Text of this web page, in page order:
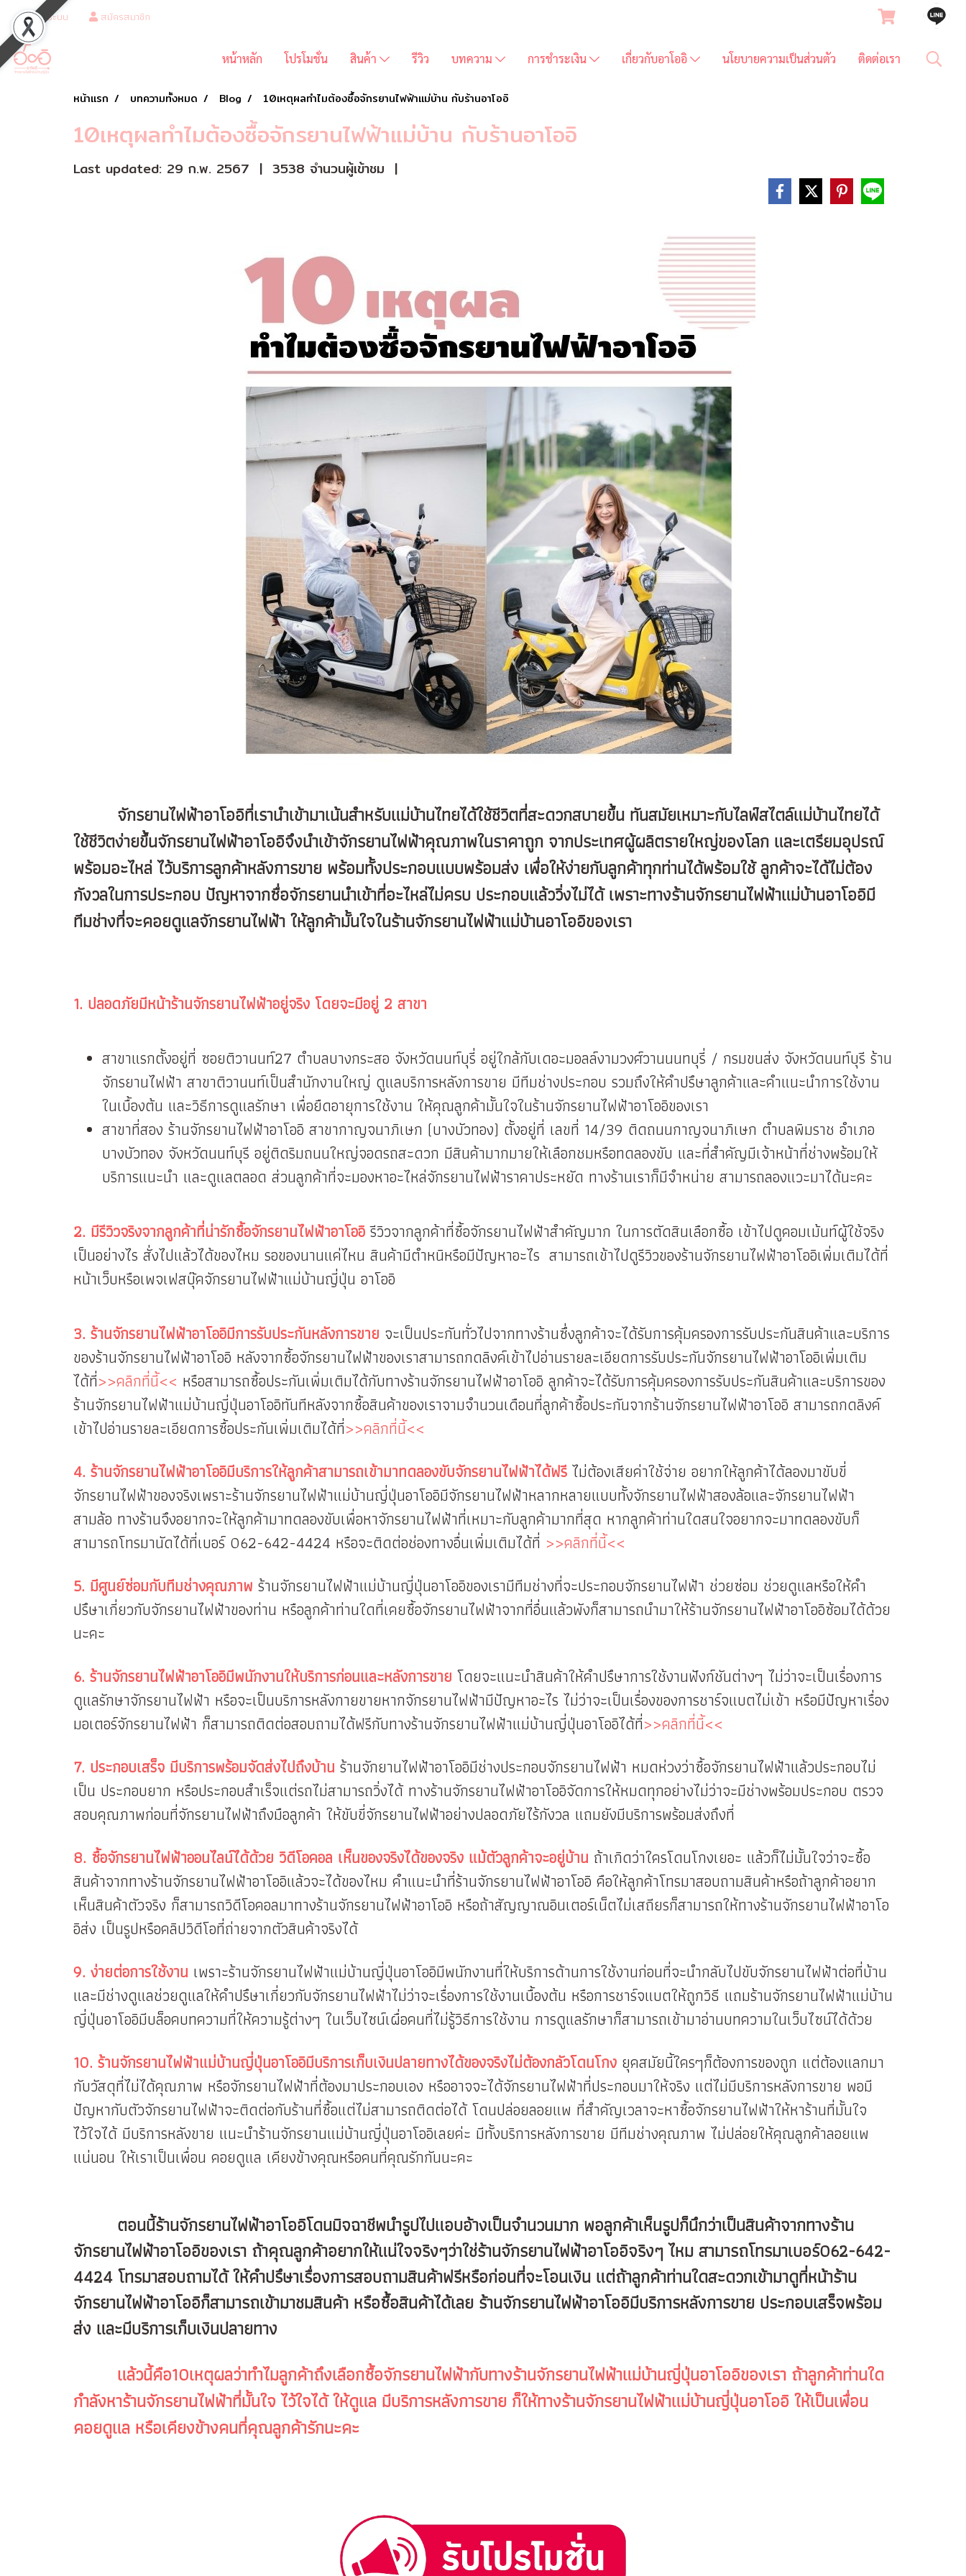
เข้าสู่ระบบ สมัครสมาชิก
หน้าหลัก โปรโมชั่น สินค้า รีวิว บทความ การชำระเงิน เกี่ยวกับอาโออิ นโยบายความเป็นส่วนตัว ติดต่อเรา
หน้าแรก บทความทั้งหมด Blog 10เหตุผลทำไมต้องซื้อจักรยานไฟฟ้าแม่บ้าน กับร้านอาโออิ
10เหตุผลทำไมต้องซื้อจักรยานไฟฟ้าแม่บ้าน กับร้านอาโออิ
Last updated: 29 ก.พ. 2567 | 3538 จำนวนผู้เข้าชม |
จักรยานไฟฟ้าอาโออิที่เรานำเข้ามาเน้นสำหรับแม่บ้านไทยได้ใช้ชีวิตที่สะดวกสบายขึ้น ทันสมัยเหมาะกับไลฟ์สไตล์แม่บ้านไทยได้
ใช้ชีวิตง่ายขึ้นจักรยานไฟฟ้าอาโออิจึงนำเข้าจักรยานไฟฟ้าคุณภาพในราคาถูก จากประเทศผู้ผลิตรายใหญ่ของโลก และเตรียมอุปรณ์
พร้อมอะไหล่ ไว้บริการลูกค้าหลังการขาย พร้อมทั้งประกอบแบบพร้อมส่ง เพื่อให้ง่ายกับลูกค้าทุกท่านได้พร้อมใช้ ลูกค้าจะได้ไม่ต้อง
กังวลในการประกอบ ปัญหาจากซื่อจักรยานนำเข้าที่อะไหล่ไม่ครบ ประกอบแล้ววิ่งไม่ได้ เพราะทางร้านจักรยานไฟฟ้าแม่บ้านอาโออิมี
ทีมช่างที่จะคอยดูแลจักรยานไฟฟ้า ให้ลูกค้ามั้นใจในร้านจักรยานไฟฟ้าแม่บ้านอาโออิของเรา
1. ปลอดภัยมีหน้าร้านจักรยานไฟฟ้าอยู่จริง โดยจะมีอยู่ 2 สาขา
สาขาแรกตั้งอยู่ที่ ซอยติวานนท์27 ตำบลบางกระสอ จังหวัดนนท์บุรี่ อยู่ใกล้กับเดอะมอลล์งามวงศ์วานนนทบุรี่ / กรมขนส่ง จังหวัดนนท์บุรี ร้าน
จักรยานไฟฟ้า สาขาติวานนท์เป็นสำนักงานใหญ่ ดูแลบริการหลังการขาย มีทีมช่างประกอบ รวมถึงให้คำปรึษาลูกค้าและคำแนะนำการใช้งาน
ในเบื้องต้น และวิธีการดูแลรักษา เพื่อยืดอายุการใช้งาน ให้คุณลูกค้ามั้นใจในร้านจักรยานไฟฟ้าอาโออิของเรา
สาขาที่สอง ร้านจักรยานไฟฟ้าอาโออิ สาขากาญจนาภิเษก (บางบัวทอง) ตั้งอยู่ที่ เลขที่ 14/39 ติดถนนกาญจนาภิเษก ตำบลพิมราช อำเภอ
บางบัวทอง จังหวัดนนท์บุรี อยู่ติดริมถนนใหญ่จอดรถสะดวก มีสินค้ามากมายให้เลือกชมหรือทดลองขับ และที่สำคัญมีเจ้าหน้าที่ช่างพร้อมให้
บริการแนะนำ และดูแลตลอด ส่วนลูกค้าที่จะมองหาอะไหล่จักรยานไฟฟ้าราคาประหยัด ทางร้านเราก็มีจำหน่าย สามารถลองแวะมาได้นะคะ
2. มีรีวิวจริงจากลูกค้าที่น่ารักซื้อจักรยานไฟฟ้าอาโออิรีวิวจากลูกค้าที่ซื้อจักรยานไฟฟ้าสำคัญมาก ในการตัดสินเลือกซื้อ เข้าไปดูคอมเม้นท์ผู้ใช้จริง
เป็นอย่างไร สั่งไปแล้วได้ของไหม รอของนานแค่ไหน สินค้ามีตำหนิหรือมีปัญหาอะไร สามารถเข้าไปดูรีวิวของร้านจักรยานไฟฟ้าอาโออิเพิ่มเติมได้ที่
หน้าเว็บหรือเพจเฟสบุ๊คจักรยานไฟฟ้าแม่บ้านญี่ปุ่น อาโออิ
3. ร้านจักรยานไฟฟ้าอาโออิมีการรับประกันหลังการขาย จะเป็นประกันทั่วไปจากทางร้านซึ่งลูกค้าจะได้รับการคุ้มครองการรับประกันสินค้าและบริการ
ของร้านจักรยานไฟฟ้าอาโออิ หลังจากซื้อจักรยานไฟฟ้าของเราสามารถกดลิงค์เข้าไปอ่านรายละเอียดการรับประกันจักรยานไฟฟ้าอาโออิเพิ่มเติม
ได้ที่>>คลิกที่นี้<< หรือสามารถซื้อประกันเพิ่มเติมได้กับทางร้านจักรยานไฟฟ้าอาโออิ ลูกค้าจะได้รับการคุ้มครองการรับประกันสินค้าและบริการของ
ร้านจักรยานไฟฟ้าแม่บ้านญี่ปุ่นอาโออิทันทีหลังจากซื้อสินค้าของเราจามจำนวนเดือนที่ลูกค้าซื้อประกันจากร้านจักรยานไฟฟ้าอาโออิ สามารถกดลิงค์
เข้าไปอ่านรายละเอียดการซื้อประกันเพิ่มเติมได้ที่>>คลิกที่นี้<<
4. ร้านจักรยานไฟฟ้าอาโออิมีบริการให้ลูกค้าสามารถเข้ามาทดลองขับจักรยานไฟฟ้าได้ฟรี ไม่ต้องเสียค่าใช้จ่าย อยากให้ลูกค้าได้ลองมาขับขี่
จักรยานไฟฟ้าของจริงเพราะร้านจักรยานไฟฟ้าแม่บ้านญี่ปุ่นอาโออิมีจักรยานไฟฟ้าหลากหลายแบบทั้งจักรยานไฟฟ้าสองล้อและจักรยานไฟฟ้า
สามล้อ ทางร้านจึงอยากจะให้ลูกค้ามาทดลองขับเพื่อหาจักรยานไฟฟ้าที่เหมาะกับลูกค้ามากที่สุด หากลูกค้าท่านใดสนใจอยากจะมาทดลองขับก็
สามารถโทรมานัดได้ที่เบอร์ 062-642-4424 หรือจะติดต่อช่องทางอื่นเพิ่มเติมได้ที่ >>คลิกที่นี้<<
5. มีศูนย์ซ่อมกับทีมช่างคุณภาพ ร้านจักรยานไฟฟ้าแม่บ้านญี่ปุ่นอาโออิของเรามีทีมช่างที่จะประกอบจักรยานไฟฟ้า ช่วยซ่อม ช่วยดูแลหรือให้คำ
ปรึษาเกี่ยวกับจักรยานไฟฟ้าของท่าน หรือลูกค้าท่านใดที่เคยซื้อจักรยานไฟฟ้าจากที่อื่นแล้วพังก็สามารถนำมาให้ร้านจักรยานไฟฟ้าอาโออิซ้อมได้ด้วย
นะคะ
6. ร้านจักรยานไฟฟ้าอาโออิมีพนักงานให้บริการก่อนและหลังการขาย โดยจะแนะนำสินค้าให้คำปรึษาการใช้งานฟังก์ชันต่างๆ ไม่ว่าจะเป็นเรื่องการ
ดูแลรักษาจักรยานไฟฟ้า หรือจะเป็นบริการหลังกายขายหากจักรยานไฟฟ้ามีปัญหาอะไร ไม่ว่าจะเป็นเรื่องของการชาร์จแบตไม่เข้า หรือมีปัญหาเรื่อง
มอเตอร์จักรยานไฟฟ้า ก็สามารถติดต่อสอบถามได้ฟรีกับทางร้านจักรยานไฟฟ้าแม่บ้านญี่ปุ่นอาโออิได้ที่>>คลิกที่นี้<<
7. ประกอบเสร็จ มีบริการพร้อมจัดส่งไปถึงบ้าน ร้านจักยานไฟฟ้าอาโออิมีช่างประกอบจักรยานไฟฟ้า หมดห่วงว่าซื้อจักรยานไฟฟ้าแล้วประกอบไม่
เป็น ประกอบยาก หรือประกอบสำเร็จแต่รถไม่สามารถวิ่งได้ ทางร้านจักรยานไฟฟ้าอาโออิจัดการให้หมดทุกอย่างไม่ว่าจะมีช่างพร้อมประกอบ ตรวจ
สอบคุณภาพก่อนที่จักรยานไฟฟ้าถึงมือลูกค้า ให้ขับขี่จักรยานไฟฟ้าอย่างปลอดภัยไร้กังวล แถมยังมีบริการพร้อมส่งถึงที่
8. ซื้อจักรยานไฟฟ้าออนไลน์ได้ด้วย วิดีโอคอล เห็นของจริงได้ของจริง แม้ตัวลูกค้าจะอยู่บ้าน ถ้าเกิดว่าใครโดนโกงเยอะ แล้วก็ไม่มั้นใจว่าจะซื้อ
สินค้าจากทางร้านจักรยานไฟฟ้าอาโออิแล้วจะได้ของไหม คำแนะนำที่ร้านจักรยานไฟฟ้าอาโออิ คือให้ลูกค้าโทรมาสอบถามสินค้าหรือถ้าลูกค้าอยาก
เห็นสินค้าตัวจริง ก็สามารถวิดีโอคอลมาทางร้านจักรยานไฟฟ้าอาโออิ หรือถ้าสัญญาณอินเตอร์เน็ตไม่เสถียรก็สามารถให้ทางร้านจักรยานไฟฟ้าอาโอ
อิส่ง เป็นรูปหรือคลิปวิดีโอที่ถ่ายจากตัวสินค้าจริงได้
9. ง่ายต่อการใช้งาน เพราะร้านจักรยานไฟฟ้าแม่บ้านญี่ปุ่นอาโออิมีพนักงานที่ให้บริการด้านการใช้งานก่อนที่จะนำกลับไปขับจักรยานไฟฟ้าต่อที่บ้าน
และมีช่างดูแลช่วยดูแลให้คำปรึษาเกี่ยวกับจักรยานไฟฟ้าไม่ว่าจะเรื่องการใช้งานเบื้องต้น หรือการชาร์จแบตให้ถูกวิธี แถมร้านจักรยานไฟฟ้าแม่บ้าน
ญี่ปุ่นอาโออิมีบล็อคบทความที่ให้ความรู้ต่างๆ ในเว็บไซน์เผื่อคนที่ไม่รู้วิธีการใช้งาน การดูแลรักษาก็สามารถเข้ามาอ่านบทความในเว็บไซน์ได้ด้วย
10. ร้านจักรยานไฟฟ้าแม่บ้านญี่ปุ่นอาโออิมีบริการเก็บเงินปลายทางได้ของจริงไม่ต้องกลัวโดนโกง ยุคสมัยนี้ใครๆก็ต้องการของถูก แต่ต้องแลกมา
กับวัสดุที่ไม่ได้คุณภาพ หรือจักรยานไฟฟ้าที่ต้องมาประกอบเอง หรืออาจจะได้จักรยานไฟฟ้าที่ประกอบมาให้จริง แต่ไม่มีบริการหลังการขาย พอมี
ปัญหากับตัวจักรยานไฟฟ้าจะติดต่อกับร้านที่ซื้อแต่ไม่สามารถติดต่อได้ โดนปล่อยลอยแพ ที่สำคัญเวลาจะหาซื้อจักรยานไฟฟ้าให้หาร้านที่มั้นใจ
ไว้ใจได้ มีบริการหลังขาย แนะนำร้านจักรยานแม่บ้านญี่ปุ่นอาโออิเลยค่ะ มีทั้งบริการหลังการขาย มีทีมช่างคุณภาพ ไม่ปล่อยให้คุณลูกค้าลอยแพ
แน่นอน ให้เราเป็นเพื่อน คอยดูแล เคียงข้างคุณหรือคนที่คุณรักกันนะคะ
ตอนนี้ร้านจักรยานไฟฟ้าอาโออิโดนมิจฉาชีพนำรูปไปแอบอ้างเป็นจำนวนมาก พอลูกค้าเห็นรูปก็นึกว่าเป็นสินค้าจากทางร้าน
จักรยานไฟฟ้าอาโออิของเรา ถ้าคุณลูกค้าอยากให้แน่ใจจริงๆว่าใช่ร้านจักรยานไฟฟ้าอาโออิจริงๆ ไหม สามารถโทรมาเบอร์062-642-
4424 โทรมาสอบถามได้ ให้คำปรึษาเรื่องการสอบถามสินค้าฟรีหรือก่อนที่จะโอนเงิน แต่ถ้าลูกค้าท่านใดสะดวกเข้ามาดูที่หน้าร้าน
จักรยานไฟฟ้าอาโออิก็สามารถเข้ามาชมสินค้า หรือซื้อสินค้าได้เลย ร้านจักรยานไฟฟ้าอาโออิมีบริการหลังการขาย ประกอบเสร็จพร้อม
ส่ง และมีบริการเก็บเงินปลายทาง
แล้วนี้คือ10เหตุผลว่าทำไมลูกค้าถึงเลือกซื้อจักรยานไฟฟ้ากับทางร้านจักรยานไฟฟ้าแม่บ้านญี่ปุ่นอาโออิของเรา ถ้าลูกค้าท่านใด
กำลังหาร้านจักรยานไฟฟ้าที่มั้นใจ ไว้ใจได้ ให้ดูแล มีบริการหลังการขาย ก็ให้ทางร้านจักรยานไฟฟ้าแม่บ้านญี่ปุ่นอาโออิ ให้เป็นเพื่อน
คอยดูแล หรือเคียงข้างคนที่คุณลูกค้ารักนะคะ